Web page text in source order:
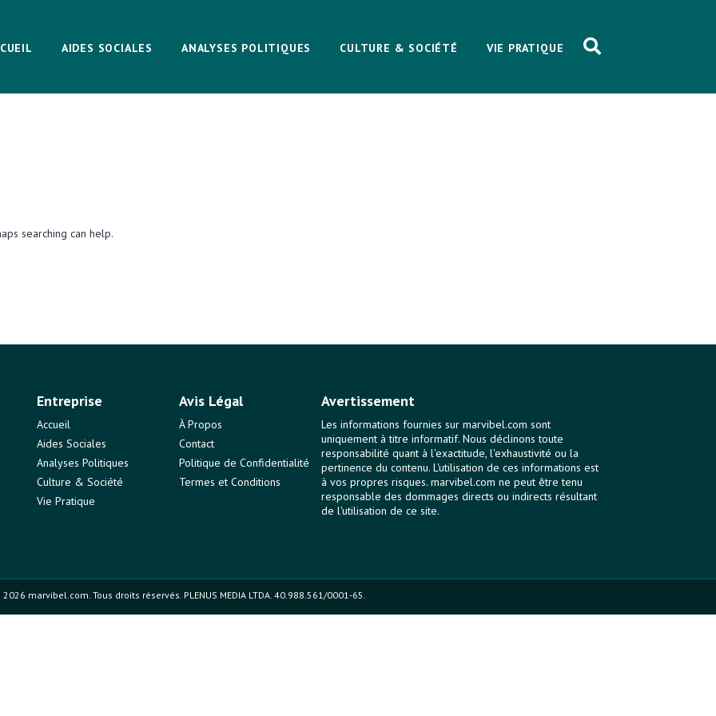
AIDES SOCIALES ANALYSES POLITIQUES CULTURE & SOCIÉTÉ VIE PRATIQUE
searching can help.
Entreprise
Accueil
Aides Sociales
Analyses Politiques
Culture & Société
Vie Pratique
Avis Légal
À Propos
Contact
Politique de Confidentialité
Termes et Conditions
Avertissement
Les informations fournies sur marvibel.com sont
uniquement à titre informatif. Nous déclinons toute
responsabilité quant à l'exactitude, l'exhaustivité ou la
pertinence du contenu. L'utilisation de ces informations est
à vos propres risques. marvibel.com ne peut être tenu
responsable des dommages directs ou indirects résultant
de l'utilisation de ce site.
marvibel.com. Tous droits réservés. PLENUS MEDIA LTDA. 40.988.561/0001-65.